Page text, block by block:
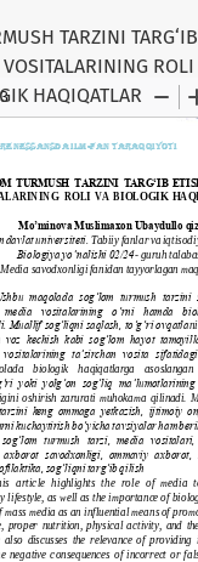
Details
TARZINI TARG‘IB
ROLI
HAQIQATLAR